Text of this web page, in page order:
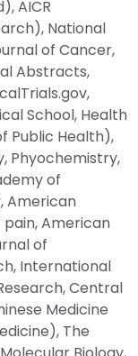
AICR
National
of Cancer,
Abstracts,
School, Health
Public Health),
Phyochemistry,
of
American
American
of
International
Central
Medicine
The